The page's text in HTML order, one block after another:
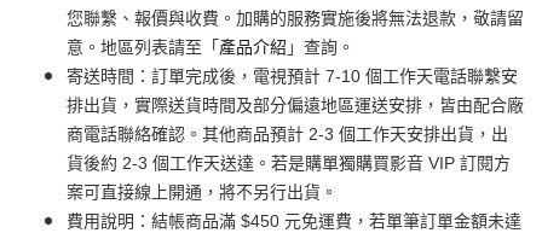
您聯繫、報價與收費。加購的服務實施後將無法退款，敬請留
意。地區列表請至「產品介紹 」查詢。
寄送時間：訂單完成後，電視預計 7-10 個工作天電話聯繫安
排出貨，實際送貨時間及部分偏遠地區運送安排，皆由配合廠
商電話聯絡確認。其他商品預計 2-3 個工作天安排出貨，出
貨後約 2-3 個工作天送達。若是購單獨購買影音 VIP 訂閱方
案可直接線上開通，將不另行出貨。
費用說明：結帳商品滿 $450 元免運費，若單筆訂單金額未達